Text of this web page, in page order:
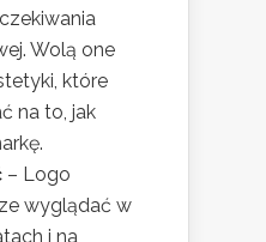
Wolą one
które
na to, jak
– Logo
wyglądać w
i na